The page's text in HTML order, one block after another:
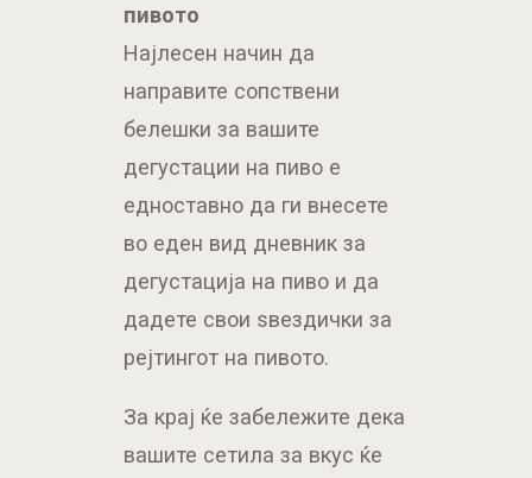
пивото
Најлесен начин да
направите сопствени
белешки за вашите
дегустации на пиво е
едноставно да ги внесете
во еден вид дневник за
дегустација на пиво и да
дадете свои ѕвездички за
рејтингот на пивото.
За крај ќе забележите дека
вашите сетила за вкус ќе